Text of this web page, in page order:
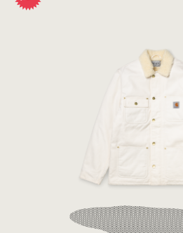
Carhartt Fairmount Coat